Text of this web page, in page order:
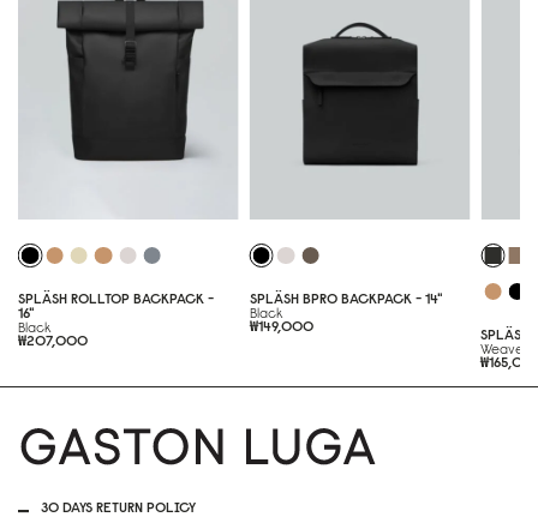
SPLÄSH ROLLTOP BACKPACK -
16"
Black
₩207,000
SPLÄSH BPRO BACKPACK - 14"
Black
₩149,000
SPLÄSH
Weave
30 DAYS RETURN POLICY